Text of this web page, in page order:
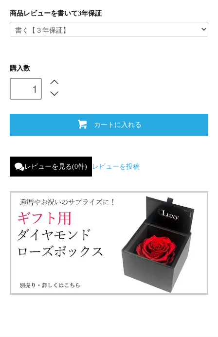
商品レビューを書いて3年保証
購入数
カートに入れる
レビューを見る(0件) レビューを投稿